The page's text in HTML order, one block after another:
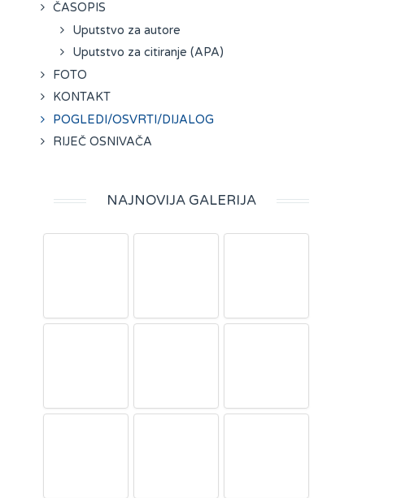
ČASOPIS
Uputstvo za autore
Uputstvo za citiranje (APA)
FOTO
KONTAKT
POGLEDI/OSVRTI/DIJALOG
RIJEČ OSNIVAČA
NAJNOVIJA GALERIJA